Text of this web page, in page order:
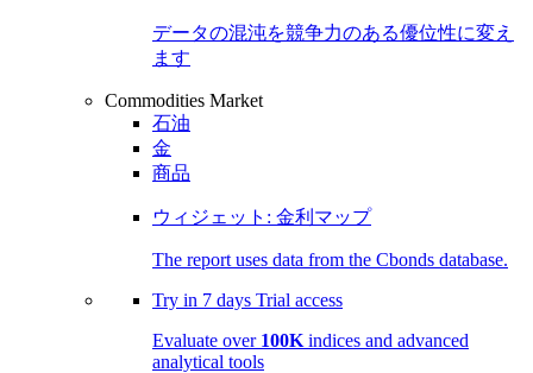
データの混沌を競争力のある優位性に変え
ます
Commodities Market
石油
金
商品
ウィジェット: 金利マップ
The report uses data from the Cbonds database.
Try in 7 days Trial access
Evaluate over 100K indices and advanced
analytical tools